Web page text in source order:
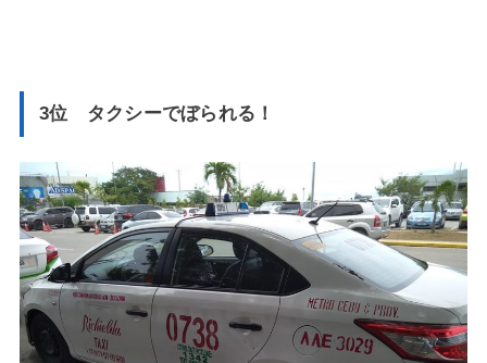
3位 タクシーでぼられる！